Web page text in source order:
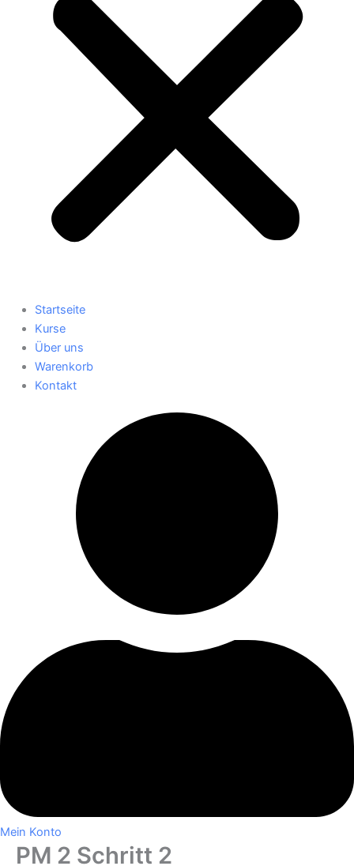
Startseite
Kurse
Über uns
Warenkorb
Kontakt
Mein Konto
PM 2 Schritt 2